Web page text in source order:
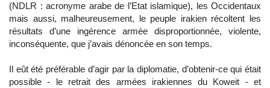
(NDLR : acronyme arabe de l’Etat islamique), les Occidentaux
mais aussi, malheureusement, le peuple irakien récoltent les
résultats d’une ingérence armée disproportionnée, violente,
inconséquente, que j’avais dénoncée en son temps.
Il eût été préférable d’agir par la diplomatie, d’obtenir-ce qui était
possible - le retrait des armées irakiennes du Koweit - et